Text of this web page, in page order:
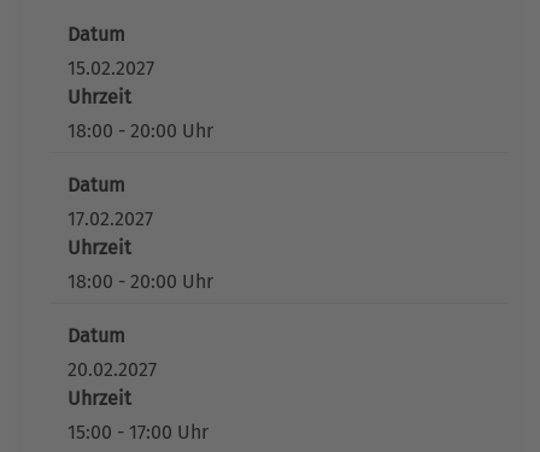
Datum
15.02.2027
Uhrzeit
18:00 - 20:00 Uhr
Datum
17.02.2027
Uhrzeit
18:00 - 20:00 Uhr
Datum
20.02.2027
Uhrzeit
15:00 - 17:00 Uhr